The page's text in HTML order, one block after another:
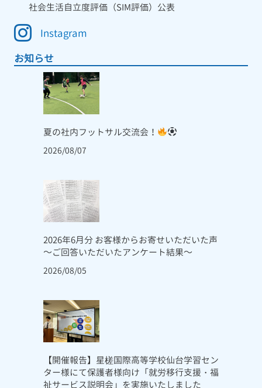
社会生活自立度評価（SIM評価）公表
Instagram
お知らせ
夏の社内フットサル交流会！
2026/08/07
2026年6月分 お客様からお寄せいただいた声
～ご回答いただいたアンケート結果～
2026/08/05
【開催報告】星槎国際高等学校仙台学習セン
ター様にて保護者様向け「就労移行支援・福
祉サービス説明会」を実施いたしました